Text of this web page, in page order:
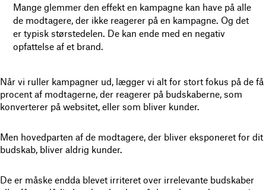
Mange glemmer den effekt en kampagne kan have på alle
de modtagere, der ikke reagerer på en kampagne. Og det
er typisk størstedelen. De kan ende med en negativ
opfattelse af et brand.
Når vi ruller kampagner ud, lægger vi alt for stort fokus på de få
procent af modtagerne, der reagerer på budskaberne, som
konverterer på websitet, eller som bliver kunder.
Men hovedparten af de modtagere, der bliver eksponeret for dit
budskab, bliver aldrig kunder.
De er måske endda blevet irriteret over irrelevante budskaber